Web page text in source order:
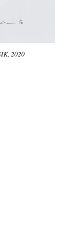
2020